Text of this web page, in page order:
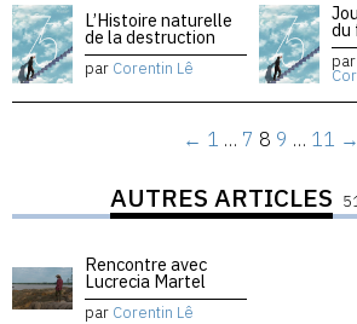
L’Histoire naturelle
de la destruction
par Corentin Lê
du
par
← 1 … 7 8 9 … 11 →
AUTRES ARTICLES
Rencontre avec
Lucrecia Martel
par Corentin Lê